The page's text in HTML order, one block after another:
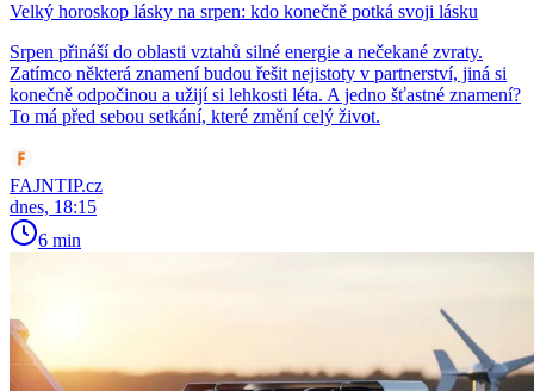
Velký horoskop lásky na srpen: kdo konečně potká svoji lásku
Srpen přináší do oblasti vztahů silné energie a nečekané zvraty.
Zatímco některá znamení budou řešit nejistoty v partnerství, jiná si
konečně odpočinou a užijí si lehkosti léta. A jedno šťastné znamení?
To má před sebou setkání, které změní celý život.
FAJNTIP.cz
dnes, 18:15
6 min